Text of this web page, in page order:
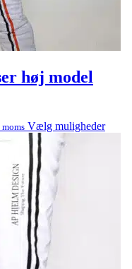
høj model
Vælg muligheder